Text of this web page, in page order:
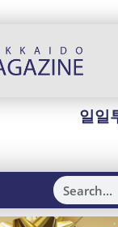
일일